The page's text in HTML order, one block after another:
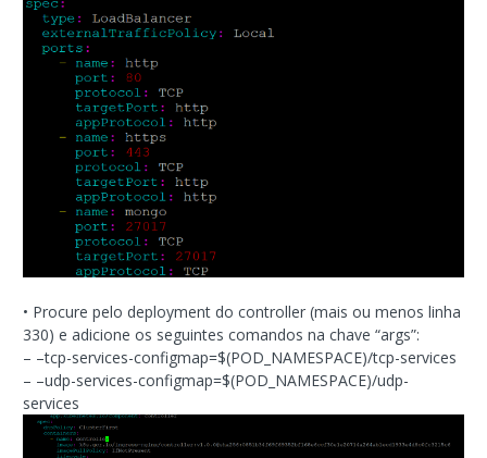
• Procure pelo deployment do controller (mais ou menos linha
330) e adicione os seguintes comandos na chave “args”:
– –tcp-services-configmap=$(POD_NAMESPACE)/tcp-services
– –udp-services-configmap=$(POD_NAMESPACE)/udp-
services